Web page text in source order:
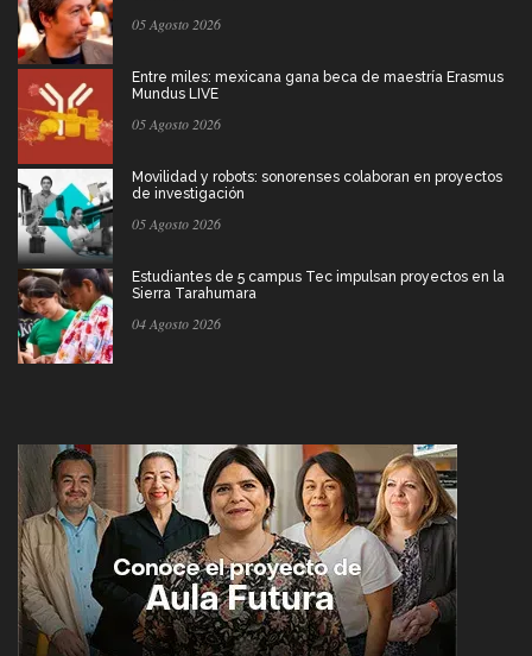
05 Agosto 2026
Entre miles: mexicana gana beca de maestría Erasmus
Mundus LIVE
05 Agosto 2026
Movilidad y robots: sonorenses colaboran en proyectos
de investigación
05 Agosto 2026
Estudiantes de 5 campus Tec impulsan proyectos en la
Sierra Tarahumara
04 Agosto 2026